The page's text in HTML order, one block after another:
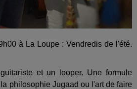
à La Loupe : Vendredis de l'été.
et un looper. Une formule
philosophie Jugaad ou l'art de faire